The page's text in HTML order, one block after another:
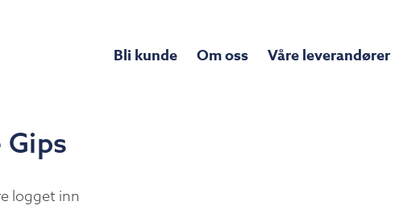
Bli kunde Om oss Våre leverandører
Gips
logget inn